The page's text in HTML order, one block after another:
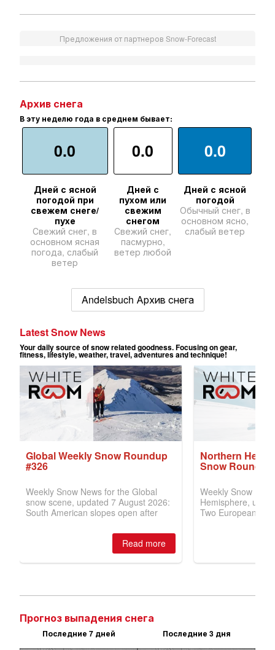
Предложения от партнеров Snow-Forecast
Архив снега
В эту неделю года в среднем бывает:
0.0
Дней с ясной
погодой при
свежем снеге/
пухе
Свежий снег, в
основном ясная
погода, слабый
ветер
0.0
Дней с
пухом или
свежим
снегом
Свежий снег,
пасмурно,
ветер любой
0.0
Дней с ясной
погодой
Обычный снег, в
основном ясно,
слабый ветер
Andelsbuch Архив снега
Прогноз выпадения снега
Последние 7 дней Последние 3 дня